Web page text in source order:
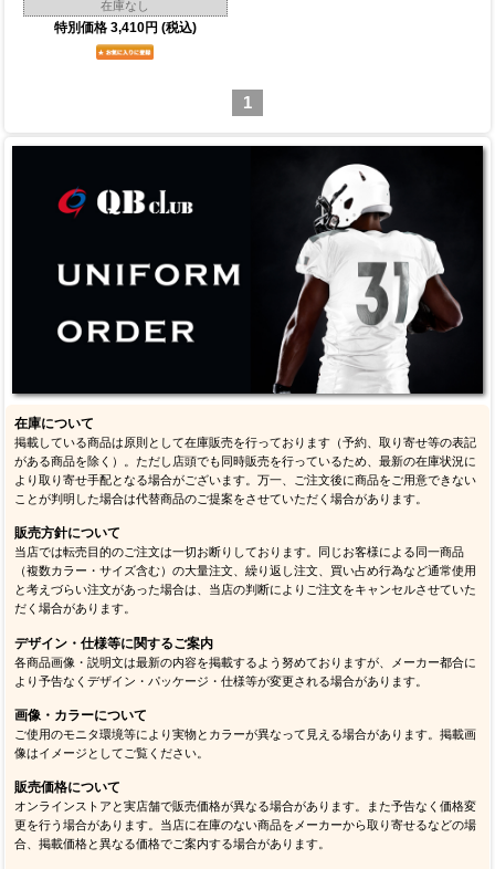
在庫なし
特別価格 3,410円 (税込)
1
在庫について
掲載している商品は原則として在庫販売を行っております（予約、取り寄せ等の表記
がある商品を除く）。ただし店頭でも同時販売を行っているため、最新の在庫状況に
より取り寄せ手配となる場合がございます。万一、ご注文後に商品をご用意できない
ことが判明した場合は代替商品のご提案をさせていただく場合があります。
販売方針について
当店では転売目的のご注文は一切お断りしております。同じお客様による同一商品
（複数カラー・サイズ含む）の大量注文、繰り返し注文、買い占め行為など通常使用
と考えづらい注文があった場合は、当店の判断によりご注文をキャンセルさせていた
だく場合があります。
デザイン・仕様等に関するご案内
各商品画像・説明文は最新の内容を掲載するよう努めておりますが、メーカー都合に
より予告なくデザイン・パッケージ・仕様等が変更される場合があります。
画像・カラーについて
ご使用のモニタ環境等により実物とカラーが異なって見える場合があります。掲載画
像はイメージとしてご覧ください。
販売価格について
オンラインストアと実店舗で販売価格が異なる場合があります。また予告なく価格変
更を行う場合があります。当店に在庫のない商品をメーカーから取り寄せるなどの場
合、掲載価格と異なる価格でご案内する場合があります。